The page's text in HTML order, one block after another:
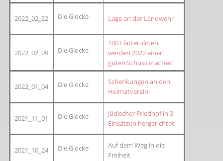
2022_02_22 Die Glocke Lage an der Landwehr
2022_02_09 Die Glocke
100 Flatterulmen
werden 2022 einen
guten Schuss machen
2022_01_04 Die Glocke
Schenkungen an den
Heimatverein
2021_11_01 Die Glocke
Jüdischer Friedhof in 3
Einsätzen hergerichtet
2021_10_24 Die Glocke
Auf dem Weg in die
Freiheit